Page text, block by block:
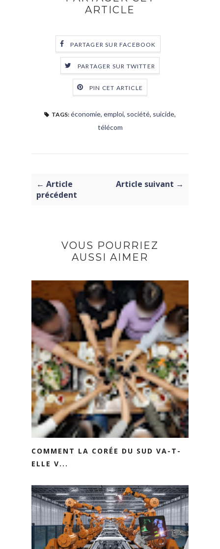
ARTICLE
PARTAGER SUR FACEBOOK
PARTAGER SUR TWITTER
PIN CET ARTICLE
TAGS: économie, emploi, société, suicide,
télécom
← Article
précédent
Article suivant →
VOUS POURRIEZ
AUSSI AIMER
COMMENT LA CORÉE DU SUD VA-T-
ELLE V...